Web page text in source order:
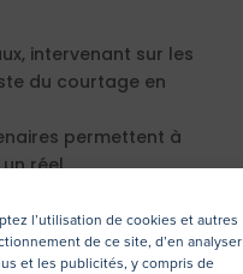
l’utilisation de cookies et autres
de ce site, d’en analyser
et les publicités, y compris de
intervenant sur les
du courtage en
permettent à
réel